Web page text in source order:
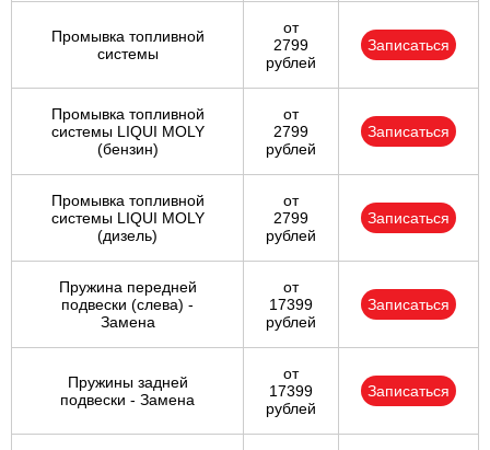
Промывка топливной
системы
от
2799
рублей
Записаться
Промывка топливной
системы LIQUI MOLY
(бензин)
от
2799
рублей
Записаться
Промывка топливной
системы LIQUI MOLY
(дизель)
от
2799
рублей
Записаться
Пружина передней
подвески (слева) -
Замена
от
17399
рублей
Записаться
Пружины задней
подвески - Замена
от
17399
рублей
Записаться